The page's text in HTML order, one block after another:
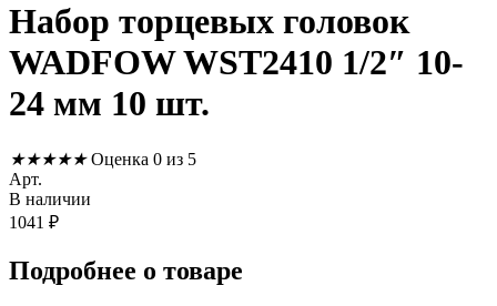
Набор торцевых головок
WADFOW WST2410 1/2″ 10-
24 мм 10 шт.
★★★★★ Оценка 0 из 5
Арт.
В наличии
1041 ₽
Подробнее о товаре